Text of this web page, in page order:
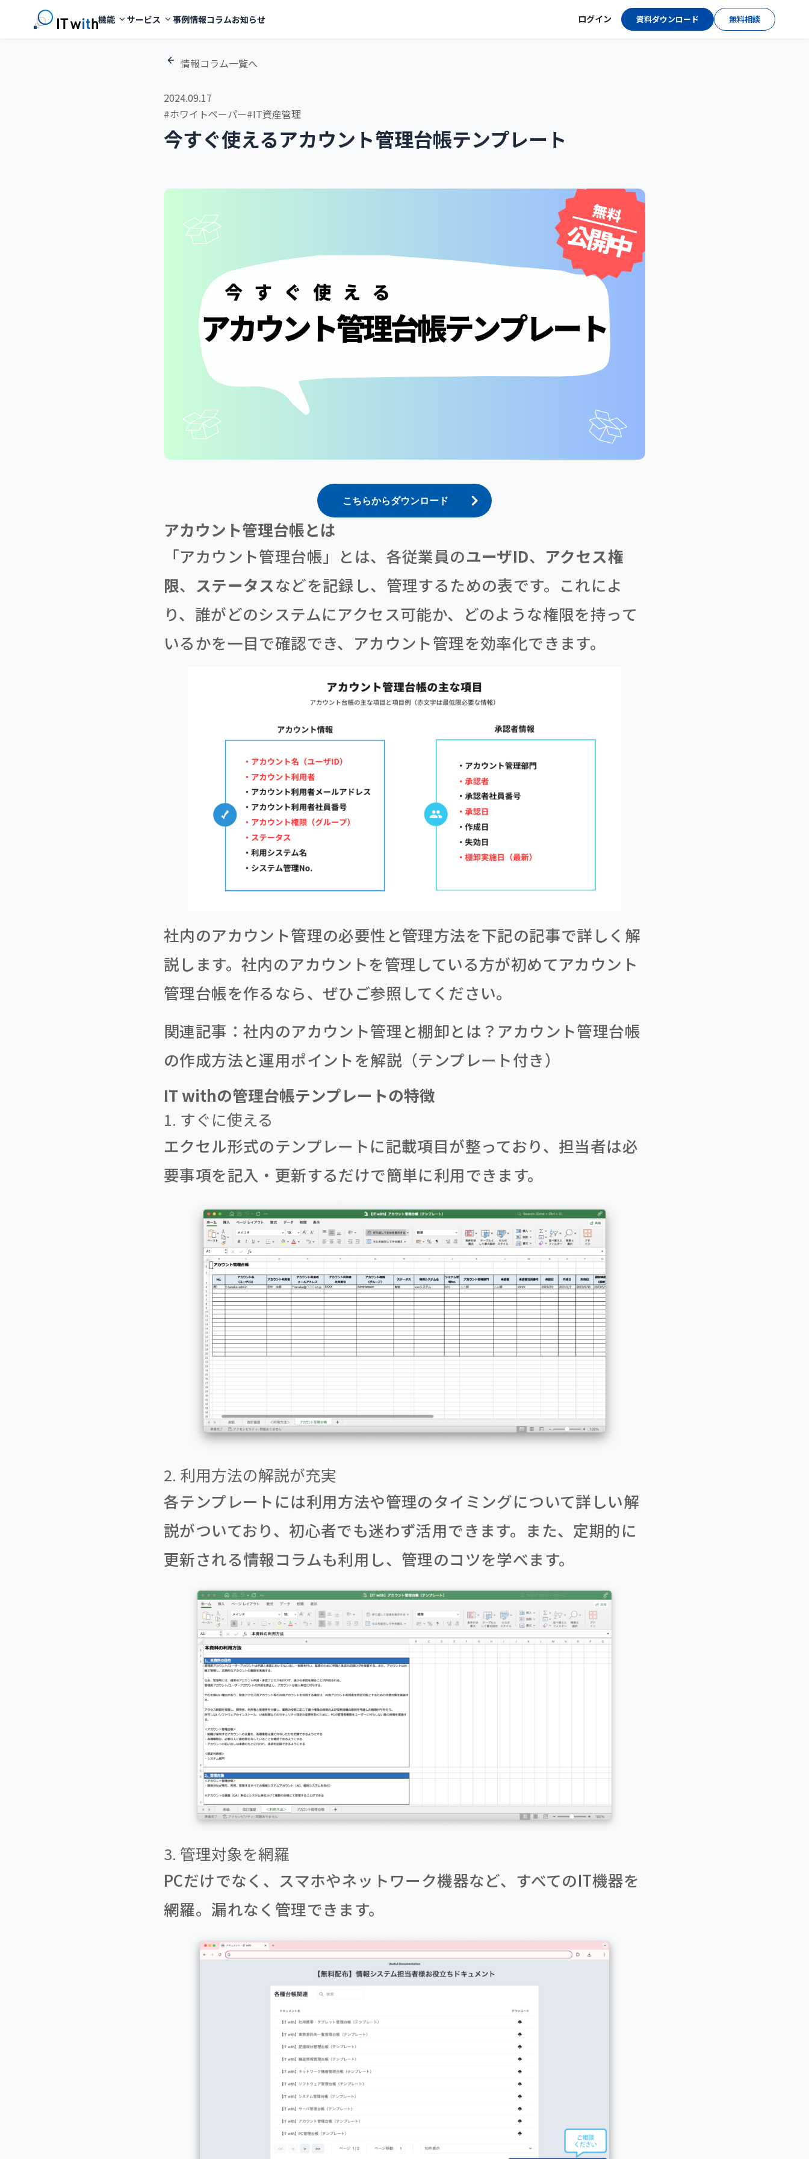
機能 サービス 事例情報コラムお知らせ ログイン 資料ダウンロード 無料相談
情報コラム一覧へ
2024.09.17
#ホワイトペーパー#IT資産管理
今すぐ使えるアカウント管理台帳テンプレート
こちらからダウンロード
アカウント管理台帳とは
「アカウント管理台帳」とは、各従業員のユーザID、 アクセス権
限、 ステータスなどを記録し、管理するための表です。これによ
り、誰がどのシステムにアクセス可能か、どのような権限を持って
いるかを一目で確認でき、アカウント管理を効率化できます。
社内のアカウント管理の必要性と管理方法を下記の記事で詳しく解
説します。社内のアカウントを管理している方が初めてアカウント
管理台帳を作るなら、ぜひご参照してください。
関連記事： 社内のアカウント管理と棚卸とは？アカウント管理台帳
の作成方法と運用ポイントを解説（テンプレート付き）
IT withの管理台帳テンプレートの特徴
1. すぐに使える
エクセル形式のテンプレートに記載項目が整っており、担当者は必
要事項を記入・更新するだけで簡単に利用できます。
2. 利用方法の解説が充実
各テンプレートには利用方法や管理のタイミングについて詳しい解
説がついており、初心者でも迷わず活用できます。また、定期的に
更新される情報コラムも利用し、管理のコツを学べます。
3. 管理対象を網羅
PCだけでなく、スマホやネットワーク機器など、すべてのIT機器を
網羅。漏れなく管理できます。